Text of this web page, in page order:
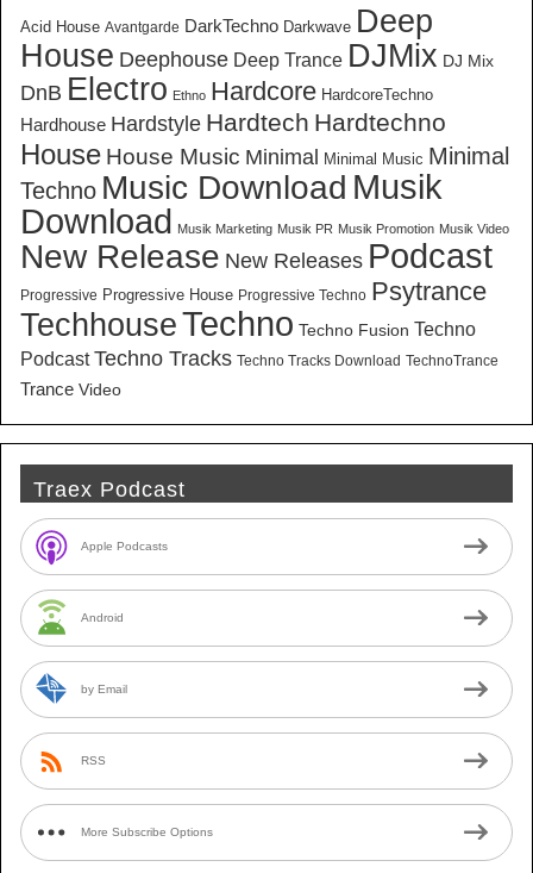
Acid House Avantgarde DarkTechno Darkwave Deep
House Deephouse Deep Trance DJMix DJ Mix
DnB Electro Ethno Hardcore HardcoreTechno
Hardhouse Hardstyle Hardtech Hardtechno
House House Music Minimal Minimal Music Minimal
Techno Music Download Musik
Download Musik Marketing Musik PR Musik Promotion Musik Video
New Release New Releases Podcast
Progressive Progressive House Progressive Techno Psytrance
TechhouseTechno Techno Fusion Techno
Podcast Techno Tracks Techno Tracks Download TechnoTrance
Trance Video
Traex Podcast
Apple Podcasts
Android
by Email
RSS
More Subscribe Options